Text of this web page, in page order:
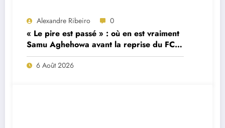
Alexandre Ribeiro 0
« Le pire est passé » : où en est vraiment
Samu Aghehowa avant la reprise du FC
Porto ?
6 Août 2026